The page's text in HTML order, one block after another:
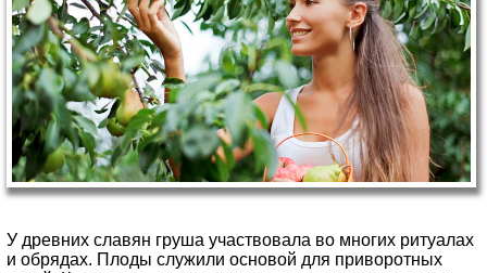
У древних славян груша участвовала во многих ритуалах
и обрядах. Плоды служили основой для приворотных